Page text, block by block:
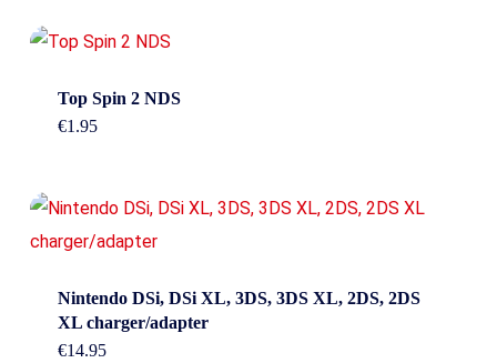
Top Spin 2 NDS
€1.95
Nintendo DSi, DSi XL, 3DS, 3DS XL, 2DS, 2DS
XL charger/adapter
€14.95